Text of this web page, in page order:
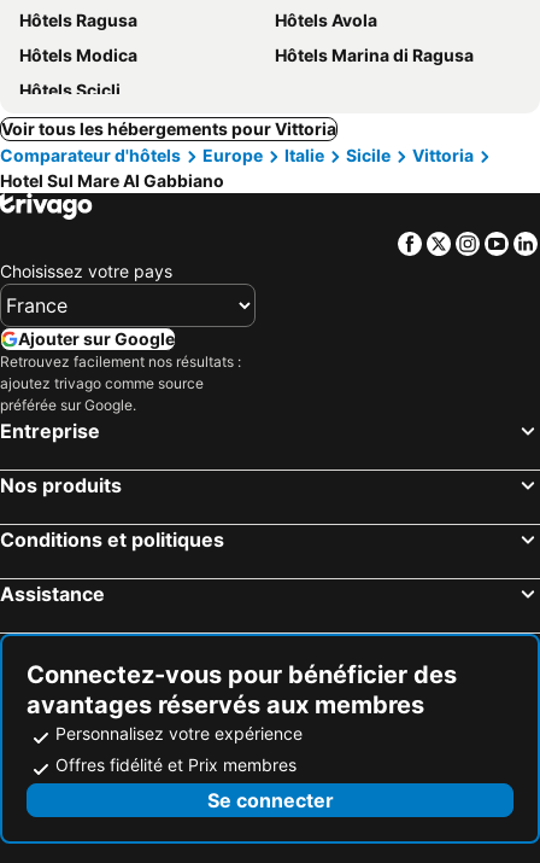
Hôtels Ragusa
Hôtels Avola
Hôtels Modica
Hôtels Marina di Ragusa
Hôtels Scicli
Voir tous les hébergements pour Vittoria
Comparateur d'hôtels
Europe Italie Sicile
Vittoria
Hotel Sul Mare Al Gabbiano
Facebook
Twitter
Choisissez votre pays
Ajouter sur Google
Retrouvez facilement nos résultats :
ajoutez trivago comme source
préférée sur Google.
Entreprise
Nos produits
Conditions et politiques
Assistance
Connectez-vous pour bénéficier des
avantages réservés aux membres
Personnalisez votre expérience
Offres fidélité et Prix membres
Se connecter